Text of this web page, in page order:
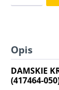
Opis
DAMSKIE
(417464-